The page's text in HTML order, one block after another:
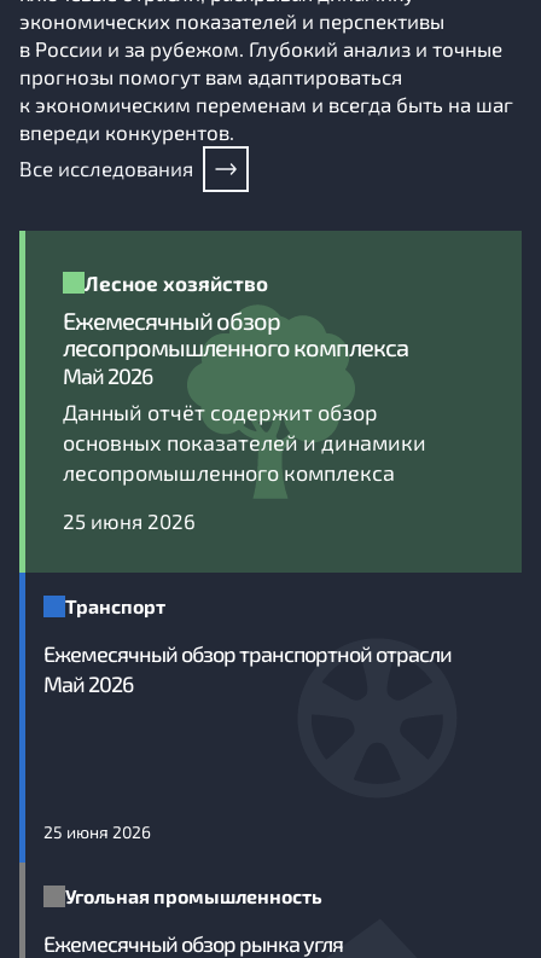
экономических показателей и перспективы
в России и за рубежом. Глубокий анализ и точные
прогнозы помогут вам адаптироваться
к экономическим переменам и всегда быть на шаг
впереди конкурентов.
Все исследования
Лесное хозяйство
Ежемесячный обзор
лесопромышленного комплекса
Май 2026
Данный отчёт содержит обзор
основных показателей и динамики
лесопромышленного комплекса
25 июня 2026
Транспорт
Ежемесячный обзор транспортной отрасли
Май 2026
25 июня 2026
Угольная промышленность
Ежемесячный обзор рынка угля